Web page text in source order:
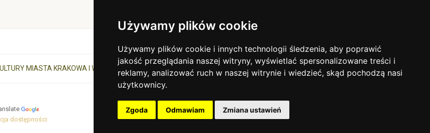
Używamy plików cookie
Używamy plików cookie i innych technologii śledzenia, aby poprawić
jakość przeglądania naszej witryny, wyświetlać spersonalizowane treści i
reklamy, analizować ruch w naszej witrynie i wiedzieć, skąd pochodzą nasi
użytkownicy.
Zgoda Odmawiam Zmiana ustawień
MIASTA KRAKOWA I WOJEWÓDZTWA MAŁOPOLSKIEGO
dostępności